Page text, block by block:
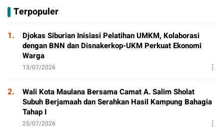
Aktivitas Positif
Terpopuler
1.
Djokas Siburian Inisiasi Pelatihan UMKM, Kolaborasi
dengan BNN dan Disnakerkop-UKM Perkuat Ekonomi
Warga
13/07/2026
2.
Wali Kota Maulana Bersama Camat A. Salim Sholat
Subuh Berjamaah dan Serahkan Hasil Kampung Bahagia
Tahap I
25/07/2026